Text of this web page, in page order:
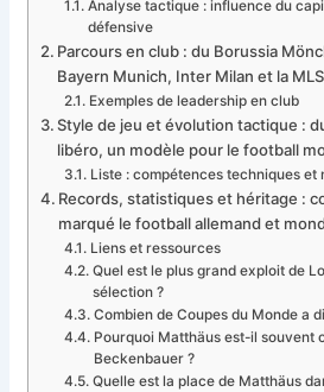
Analyse tactique : influence du
défensive
Parcours en club : du Borussia
Bayern Munich, Inter Milan et la MLS
Exemples de leadership en club
Style de jeu et évolution tactique :
libéro, un modèle pour le football
Liste : compétences techniques et
Records, statistiques et héritage :
marqué le football allemand et
Liens et ressources
Quel est le plus grand exploit de
sélection ?
Combien de Coupes du Monde a
Pourquoi Matthäus est-il souvent
Beckenbauer ?
Quelle est la place de Matthäus